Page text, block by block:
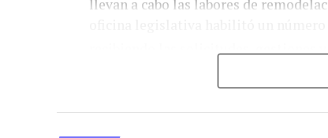
llevan a cabo las labores de
Aunque el reporte oficial se limitó a